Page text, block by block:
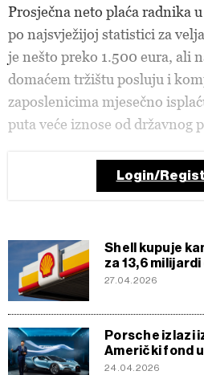
Prosječna neto plaća radnika
po najsvježijoj statistici za
je nešto preko 1.500 eura, ali
domaćem tržištu posluju i
zaposlenicima mjesečno
puta veće iznose od državnog
Login/
Shell kupuje
za 13,6
27.04.2026
Porsche izlazi
Američki fond
24.04.2026